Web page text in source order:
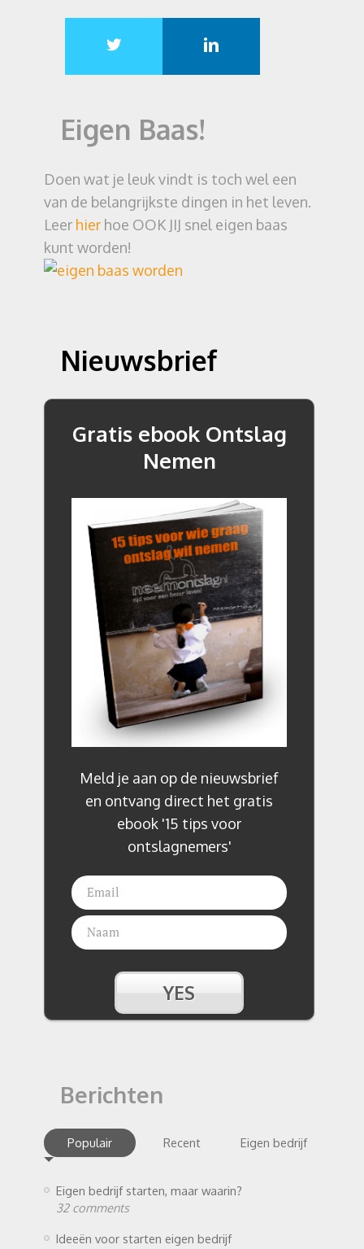
Eigen Baas!
Doen wat je leuk vindt is toch wel een
van de belangrijkste dingen in het leven.
Leer hier hoe OOK JIJ snel eigen baas
kunt worden!
Nieuwsbrief
Gratis ebook Ontslag
Nemen
Meld je aan op de nieuwsbrief
en ontvang direct het gratis
ebook '15 tips voor
ontslagnemers'
Berichten
Populair Recent Eigen bedrijf
Eigen bedrijf starten, maar waarin?
32 comments
Ideeën voor starten eigen bedrijf